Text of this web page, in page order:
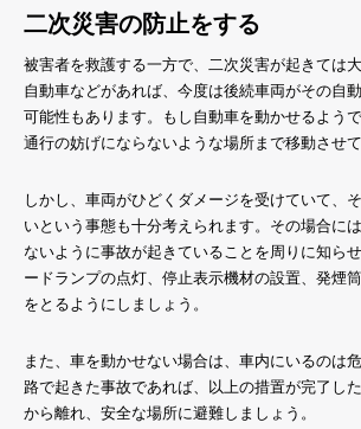
二次災害の防止をする
被害者を救護する一方で、二次災害が起きては
自動車などがあれば、今度は後続車両がその自
可能性もあります。もし自動車を動かせるよう
通行の妨げにならないような場所まで移動させて
しかし、車両がひどくダメージを受けていて、
いという事態も十分考えられます。その場合に
ないように事故が起きていることを周りに知ら
ードランプの点灯、停止表示機材の設置、発煙
をとるようにしましょう。
また、車を動かせない場合は、車内にいるのは
路で起きた事故であれば、以上の措置が完了し
から離れ、安全な場所に避難しましょう。